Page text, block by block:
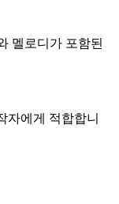
멜로디가 포함된
자에게 적합합니